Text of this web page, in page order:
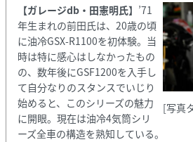
[写真
【ガレージdb・田憲明氏】 ’71
年生まれの前田氏は、20歳の頃
に油冷GSX-R1100を初体験。当
時は特に感心はしなかったもの
の、数年後にGSF1200を入手し
て自分なりのスタンスでいじり
始めると、このシリーズの魅力
に開眼。現在は油冷4気筒シリ
ーズ全車の構造を熟知している。